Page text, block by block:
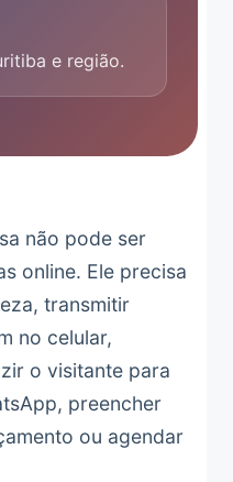
e região.
não pode ser
online. Ele precisa
transmitir
no celular,
o visitante para
preencher
ou agendar